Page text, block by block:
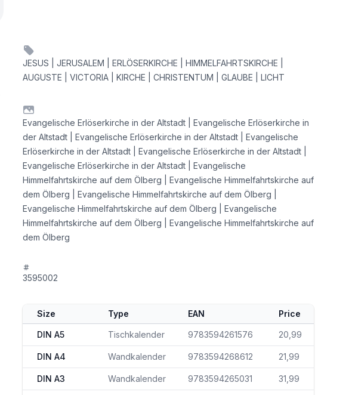
JESUS | JERUSALEM | ERLÖSERKIRCHE | HIMMELFAHRTSKIRCHE |
AUGUSTE | VICTORIA | KIRCHE | CHRISTENTUM | GLAUBE | LICHT
Evangelische Erlöserkirche in der Altstadt | Evangelische Erlöserkirche in
der Altstadt | Evangelische Erlöserkirche in der Altstadt | Evangelische
Erlöserkirche in der Altstadt | Evangelische Erlöserkirche in der Altstadt |
Evangelische Erlöserkirche in der Altstadt | Evangelische
Himmelfahrtskirche auf dem Ölberg | Evangelische Himmelfahrtskirche auf
dem Ölberg | Evangelische Himmelfahrtskirche auf dem Ölberg |
Evangelische Himmelfahrtskirche auf dem Ölberg | Evangelische
Himmelfahrtskirche auf dem Ölberg | Evangelische Himmelfahrtskirche auf
dem Ölberg
3595002
Size Type EAN Price
DIN A5 Tischkalender 9783594261576 20,99
DIN A4 Wandkalender 9783594268612 21,99
DIN A3 Wandkalender 9783594265031 31,99